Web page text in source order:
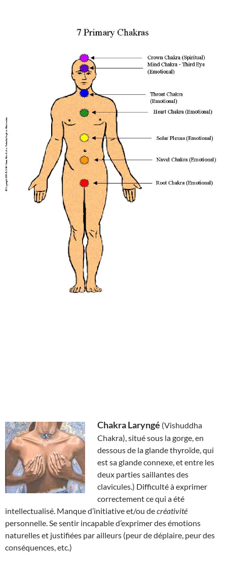
Chakra Laryngé (Vishuddha
Chakra), situé sous la gorge, en
dessous de la glande thyroïde, qui
est sa glande connexe, et entre les
deux parties saillantes des
clavicules.) Difficulté à exprimer
correctement ce qui a été
intellectualisé. Manque d’initiative et/ou decréativité
personnelle. Se sentir incapable d’exprimer des émotions
naturelles et justifiées par ailleurs (peur de déplaire, peur des
conséquences, etc.)